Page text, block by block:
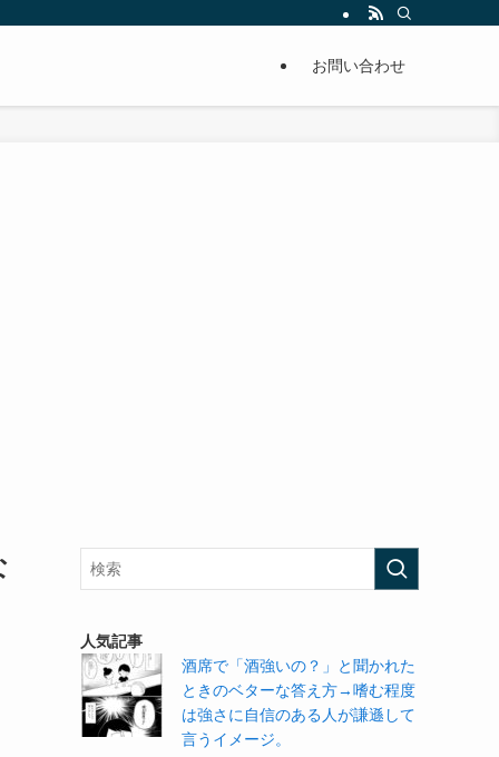
痩せることが出来るように分かりやすくまとめています。
お問い合わせ
人気記事
酒席で「酒強いの？」と聞かれた
ときのベターな答え方→嗜む程度
は強さに自信のある人が謙遜して
言うイメージ。